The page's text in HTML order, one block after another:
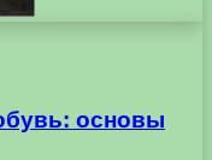
основы